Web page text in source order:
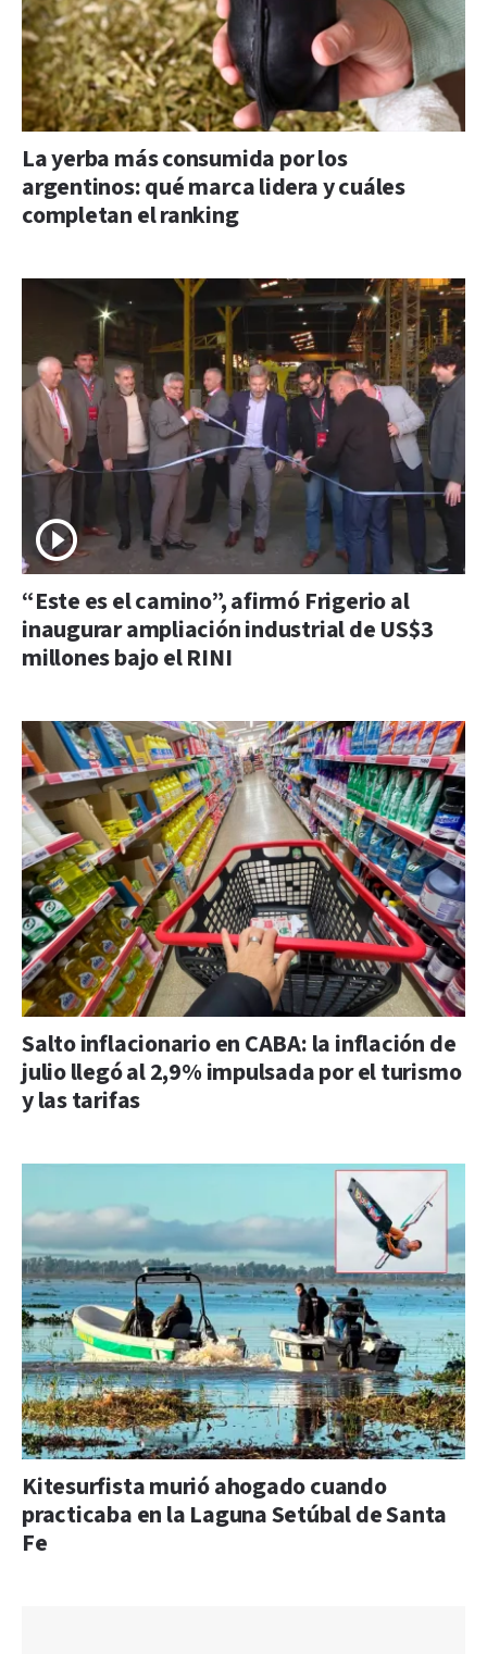
La yerba más consumida por los
argentinos: qué marca lidera y cuáles
completan el ranking
“Este es el camino”, afirmó Frigerio al
inaugurar ampliación industrial de US$3
millones bajo el RINI
Salto inflacionario en CABA: la inflación de
julio llegó al 2,9% impulsada por el turismo
y las tarifas
Kitesurfista murió ahogado cuando
practicaba en la Laguna Setúbal de Santa
Fe